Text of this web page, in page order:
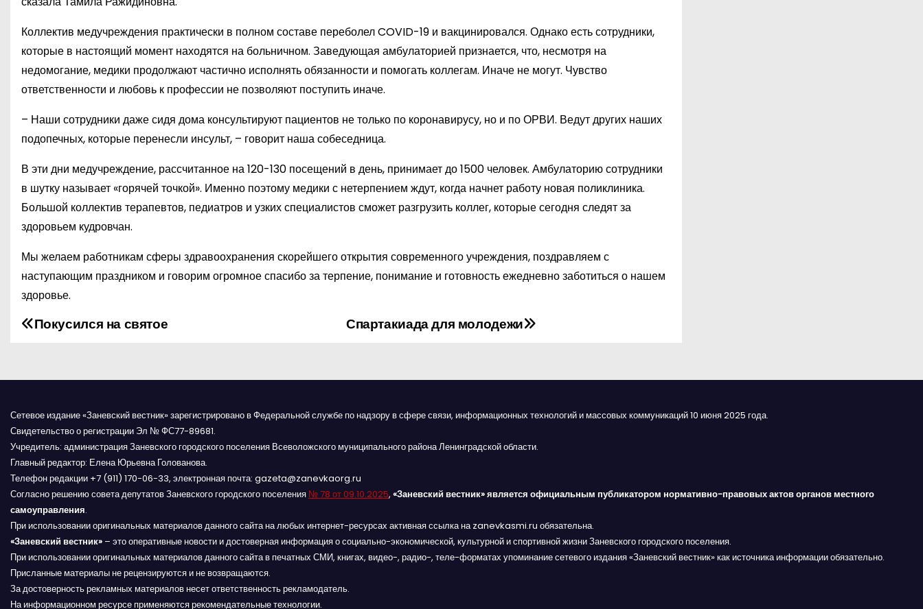
Коллектив медучреждения практически в полном составе переболел COVID-19 и вакцинировался. Однако есть сотрудники,
которые в настоящий момент находятся на больничном. Заведующая амбулаторией признается, что, несмотря на
недомогание, медики продолжают частично исполнять обязанности и помогать коллегам. Иначе не могут. Чувство
ответственности и любовь к профессии не позволяют поступить иначе.
– Наши сотрудники даже сидя дома консультируют пациентов не только по коронавирусу, но и по ОРВИ. Ведут других наших
подопечных, которые перенесли инсульт, – говорит наша собеседница.
В эти дни медучреждение, рассчитанное на 120-130 посещений в день, принимает до 1500 человек. Амбулаторию сотрудники
в шутку называет «горячей точкой». Именно поэтому медики с нетерпением ждут, когда начнет работу новая поликлиника.
Большой коллектив терапевтов, педиатров и узких специалистов сможет разгрузить коллег, которые сегодня следят за
здоровьем кудровчан.
Мы желаем работникам сферы здравоохранения скорейшего открытия современного учреждения, поздравляем с
наступающим праздником и говорим огромное спасибо за терпение, понимание и готовность ежедневно заботиться о нашем
здоровье.
Н
в
и
г
а
ц
и
я
п
Спартакиада для молодежи
Покусился на святое
Сетевое издание «Заневский вестник» зарегистрировано в Федеральной службе по надзору в сфере связи, информационных технологий и массовых коммуникаций 10 июня 2025 года.
Свидетельство о регистрации Эл № ФС77-89681.
Учредитель: администрация Заневского городского поселения Всеволожского муниципального района Ленинградской области.
Главный редактор: Елена Юрьевна Голованова.
Телефон редакции +7 (911) 170-06-33, электронная почта: gazeta@zanevkaorg.ru
Согласно решению совета депутатов Заневского городского поселения № 78 от 09.10.2025, «Заневский вестник» является официальным публикатором нормативно-правовых актов органов местного
самоуправления.
При использовании оригинальных материалов данного сайта на любых интернет-ресурсах активная ссылка на zanevkasmi.ru обязательна.
«Заневский вестник» – это оперативные новости и достоверная информация о социально-экономической, культурной и спортивной жизни Заневского городского поселения.
При использовании оригинальных материалов данного сайта в печатных СМИ, книгах, видео-, радио-, теле-форматах упоминание сетевого издания «Заневский вестник» как источника информации обязательно.
Присланные материалы не рецензируются и не возвращаются.
За достоверность рекламных материалов несет ответственность рекламодатель.
На информационном ресурсе применяются рекомендательные технологии.